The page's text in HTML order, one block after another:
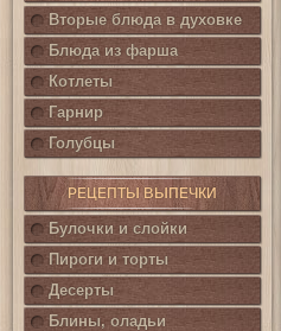
Вторые блюда в духовке
Блюда из фарша
Котлеты
Гарнир
Голубцы
РЕЦЕПТЫ ВЫПЕЧКИ
Булочки и слойки
Пироги и торты
Десерты
Блины, оладьи